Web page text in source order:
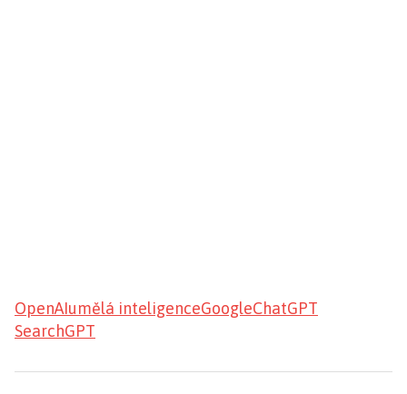
OpenAIumělá inteligenceGoogleChatGPT
SearchGPT